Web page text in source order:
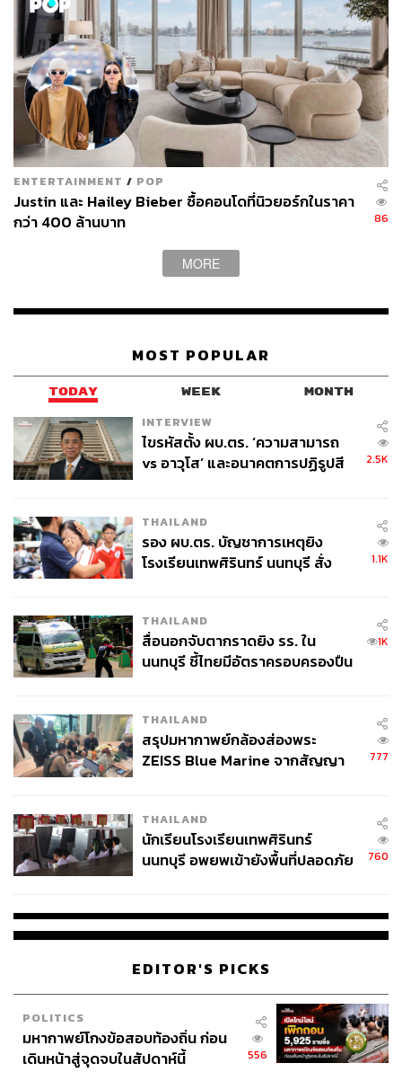
ENTERTAINMENT / POP
Justin และ Hailey Bieber ซื้อคอนโดที่นิวยอร์กในราคา
กว่า 400 ล้านบาท
86
MORE
MOST POPULAR
TODAY WEEK MONTH
INTERVIEW
ไขรหัสตั้ง ผบ.ตร. ‘ความสามารถ
vs อาวุโส’ และอนาคตการปฏิรูปสี
2.5K
THAILAND
รอง ผบ.ตร. บัญชาการเหตุยิง
โรงเรียนเทพศิรินทร์ นนทบุรี สั่ง
1.1K
THAILAND
สื่อนอกจับตากราดยิง รร. ใน
นนทบุรี ชี้ไทยมีอัตราครอบครองปืน
1K
THAILAND
สรุปมหากาพย์กล้องส่องพระ
ZEISS Blue Marine จากสัญญา
จ่ายหนี้-แอบระบุแบรนด์
777
THAILAND
นักเรียนโรงเรียนเทพศิรินทร์
นนทบุรี อพยพเข้ายังพื้นที่ปลอดภัย
760
EDITOR'S PICKS
POLITICS
มหากาพย์โกงข้อสอบท้องถิ่น ก่อน
เดินหน้าสู่จุดจบในสัปดาห์นี้
556